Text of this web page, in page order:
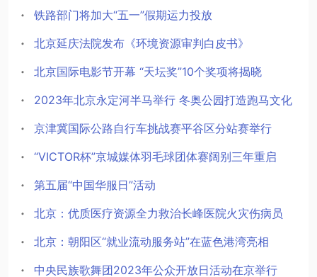
铁路部门将加大“五一”假期运力投放
北京延庆法院发布《环境资源审判白皮书》
北京国际电影节开幕 “天坛奖”10个奖项将揭晓
2023年北京永定河半马举行 冬奥公园打造跑马文化
京津冀国际公路自行车挑战赛平谷区分站赛举行
“VICTOR杯”京城媒体羽毛球团体赛阔别三年重启
第五届“中国华服日”活动
北京：优质医疗资源全力救治长峰医院火灾伤病员
北京：朝阳区“就业流动服务站”在蓝色港湾亮相
中央民族歌舞团2023年公众开放日活动在京举行